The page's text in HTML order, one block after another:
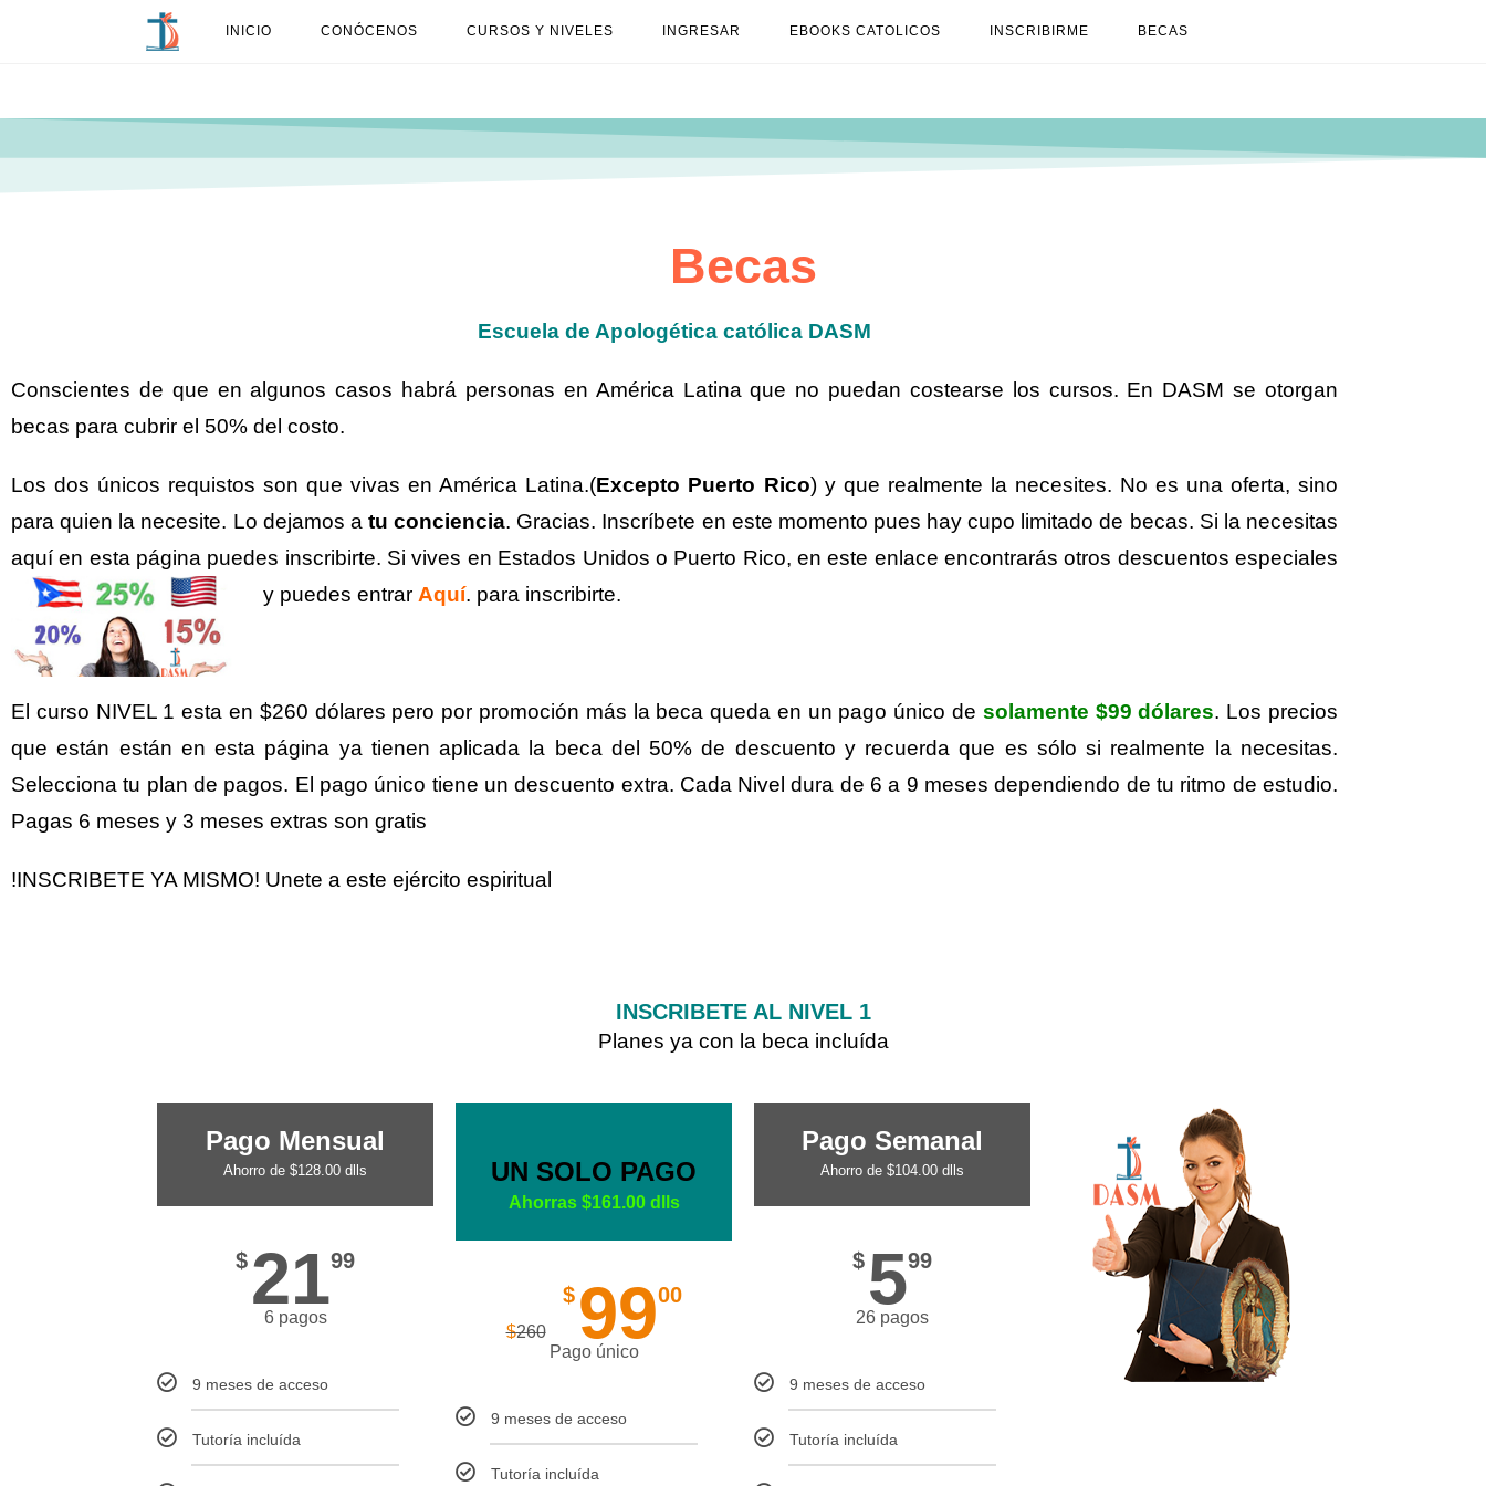
INICIO CONÓCENOS CURSOS Y NIVELES INGRESAR EBOOKS CATOLICOS INSCRIBIRME BECAS
Becas
Escuela de Apologética católica DASM
Conscientes de que en algunos casos habrá personas en América Latina que no puedan costearse los cursos. En DASM se otorgan
becas para cubrir el 50% del costo.
Los dos únicos requistos son que vivas en América Latina.(Excepto Puerto Rico) y que realmente la necesites. No es una oferta, sino
para quien la necesite. Lo dejamos a tu conciencia. Gracias. Inscríbete en este momento pues hay cupo limitado de becas. Si la necesitas
aquí en esta página puedes inscribirte. Si vives en Estados Unidos o Puerto Rico, en este enlace encontrarás otros descuentos especiales
y puedes entrar Aquí. para inscribirte.
El curso NIVEL 1 esta en $260 dólares pero por promoción más la beca queda en un pago único de solamente $99 dólares. Los precios
que están están en esta página ya tienen aplicada la beca del 50% de descuento y recuerda que es sólo si realmente la necesitas.
Selecciona tu plan de pagos. El pago único tiene un descuento extra. Cada Nivel dura de 6 a 9 meses dependiendo de tu ritmo de estudio.
Pagas 6 meses y 3 meses extras son gratis
!INSCRIBETE YA MISMO! Unete a este ejército espiritual
INSCRIBETE AL NIVEL 1
Planes ya con la beca incluída
Pago Mensual
Ahorro de $128.00 dlls
$ 2199
6 pagos
9 meses de acceso
Tutoría incluída
UN SOLO PAGO
Ahorras $161.00 dlls
$260
$ 9900
Pago único
9 meses de acceso
Tutoría incluída
Pago Semanal
Ahorro de $104.00 dlls
$ 599
26 pagos
9 meses de acceso
Tutoría incluída